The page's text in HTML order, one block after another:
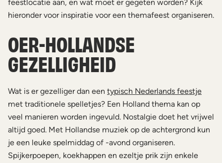
feestlocatie aan, en wat moet er gegeten worden? Kijk
hieronder voor inspiratie voor een themafeest organiseren.
OER-HOLLANDSE
GEZELLIGHEID
Wat is er gezelliger dan een typisch Nederlands feestje
met traditionele spelletjes? Een Holland thema kan op
veel manieren worden ingevuld. Nostalgie doet het vrijwel
altijd goed. Met Hollandse muziek op de achtergrond kun
je een leuke spelmiddag of -avond organiseren.
Spijkerpoepen, koekhappen en ezeltje prik zijn enkele